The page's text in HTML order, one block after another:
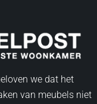
we dat het
van meubels niet